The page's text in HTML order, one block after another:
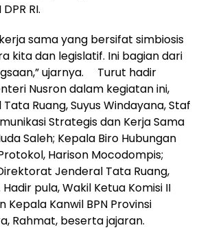
RI.
sama yang bersifat simbiosis
kita dan legislatif. Ini bagian dari
ujarnya. Turut hadir
Nusron dalam kegiatan ini,
Ruang, Suyus Windayana, Staf
Strategis dan Kerja Sama
Saleh; Kepala Biro Hubungan
Harison Mocodompis;
Jenderal Tata Ruang,
pula, Wakil Ketua Komisi II
Kepala Kanwil BPN Provinsi
Rahmat, beserta jajaran.